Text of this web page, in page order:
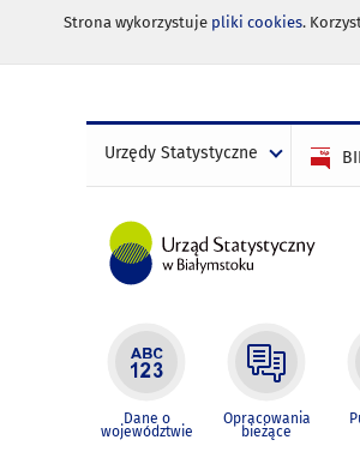
Strona wykorzystuje pliki cookies.
Urzędy Statystyczne
Dane o
województwie
Opracowania
bieżące